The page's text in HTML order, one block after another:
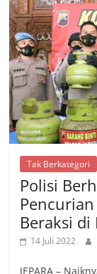
Tak Berkategori
Polisi
Beraksi di
14 Juli 2022
JEPARA –